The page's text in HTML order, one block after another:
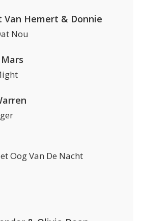
Van Hemert & Donnie
Nou
Oog Van De Nacht